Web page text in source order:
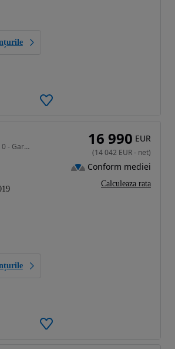
1999 cm3 • 180 CP • F Pace - Posibilitate Rate Avans 0 - Garantie 12 Luni - IMPECABILA 16 990 EUR
(14 042 EUR- net)
Conform mediei
Calculeaza rata